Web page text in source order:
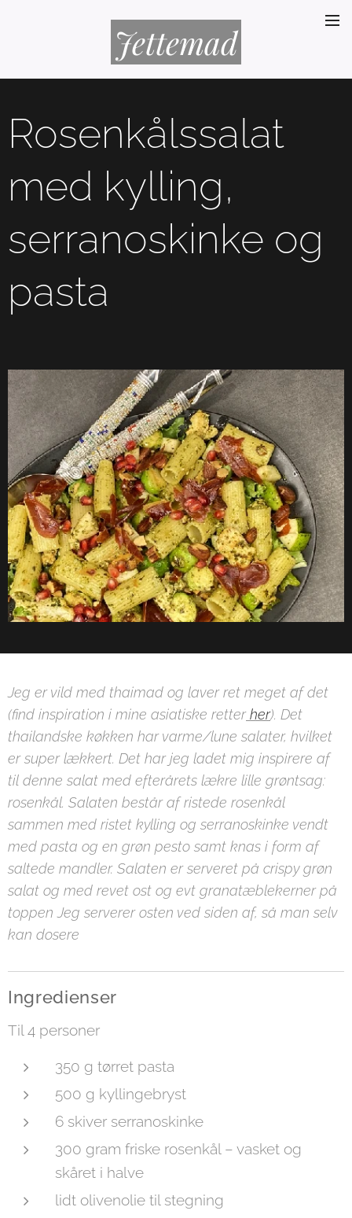
Jettemad
Rosenkålssalat
med kylling,
serranoskinke og
pasta
Jeg er vild med thaimad og laver ret meget af det
(find inspiration i mine asiatiske retterher). Det
thailandske køkken har varme/lune salater, hvilket
er super lækkert. Det har jeg ladet mig inspirere af
til denne salat med efterårets lækre lille grøntsag:
rosenkål. Salaten består af ristede rosenkål
sammen med ristet kylling og serranoskinke vendt
med pasta og en grøn pesto samt knas i form af
saltede mandler. Salaten er serveret på crispy grøn
salat og med revet ost og evt granatæblekerner på
toppen Jeg serverer osten ved siden af, så man selv
kan dosere
Ingredienser
Til 4 personer
350 g tørret pasta
500 g kyllingebryst
6 skiver serranoskinke
300 gram friske rosenkål – vasket og
skåret i halve
lidt olivenolie til stegning